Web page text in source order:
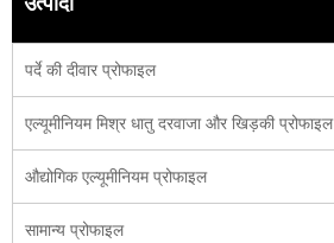
पर्दे की दीवार प्रोफाइल
एल्यूमीनियम मिश्र धातु दरवाजा और खिड़की प्रोफाइल
औद्योगिक एल्यूमीनियम प्रोफाइल
सामान्य प्रोफाइल